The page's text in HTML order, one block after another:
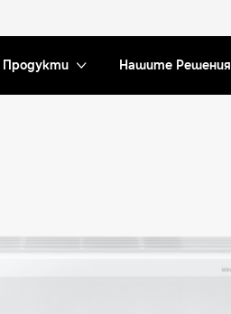
Продукти Нашите Решения